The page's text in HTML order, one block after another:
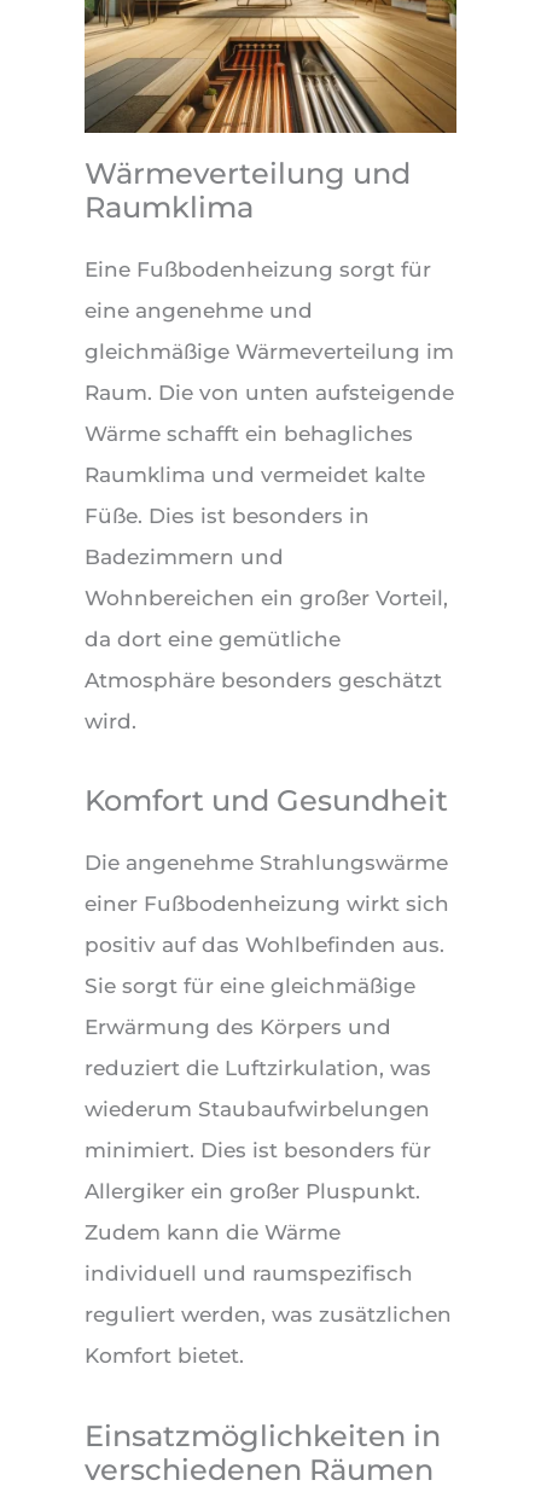
Wärmeverteilung und
Raumklima
Eine Fußbodenheizung sorgt für
eine angenehme und
gleichmäßige Wärmeverteilung im
Raum. Die von unten aufsteigende
Wärme schafft ein behagliches
Raumklima und vermeidet kalte
Füße. Dies ist besonders in
Badezimmern und
Wohnbereichen ein großer Vorteil,
da dort eine gemütliche
Atmosphäre besonders geschätzt
wird.
Komfort und Gesundheit
Die angenehme Strahlungswärme
einer Fußbodenheizung wirkt sich
positiv auf das Wohlbefinden aus.
Sie sorgt für eine gleichmäßige
Erwärmung des Körpers und
reduziert die Luftzirkulation, was
wiederum Staubaufwirbelungen
minimiert. Dies ist besonders für
Allergiker ein großer Pluspunkt.
Zudem kann die Wärme
individuell und raumspezifisch
reguliert werden, was zusätzlichen
Komfort bietet.
Einsatzmöglichkeiten in
verschiedenen Räumen